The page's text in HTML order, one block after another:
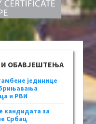
И ОБАВЈЕШТЕЊА
јединице
и РВИ
кандидата за
Србац